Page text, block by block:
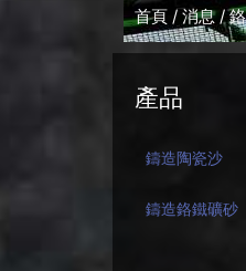
首頁 /消息/ 鉻
產品
鑄造陶瓷沙
鑄造鉻鐵礦砂